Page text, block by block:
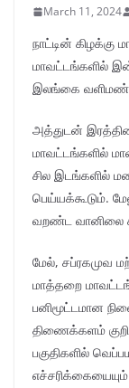
March 11, 2024
நாட்டின்
மாவட்டங்களில்
இலங்கை
அத்துடன்
மாவட்டங்களில்
சில இடங்களில்
பெய்யக்கூடும்.
வறண்ட வானிலை
மேல், சப்ரகமுவ
மாத்தறை
பனிமூட்டமான
திணைக்களம்
பகுதிகளில்